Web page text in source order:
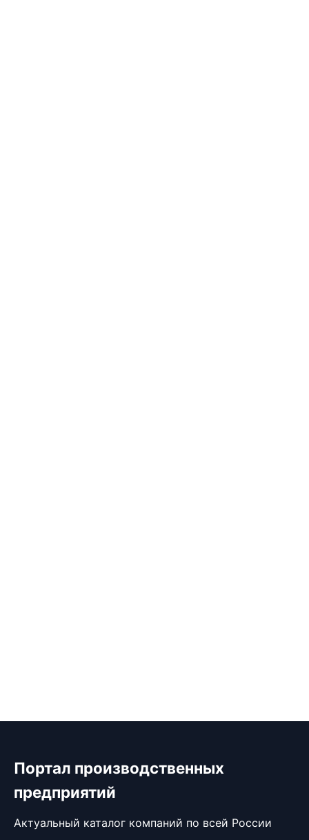
Портал производственных
предприятий
Актуальный каталог компаний по всей России